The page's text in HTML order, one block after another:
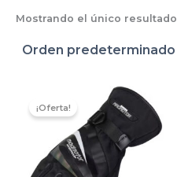
Mostrando el único resultado
¡Oferta!
precio
original
era:
$90,000.
El
precio
actual
$75,000.